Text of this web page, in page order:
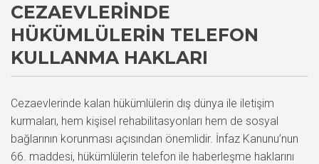
CEZAEVLERINDE
HÜKÜMLÜLERIN TELEFON
KULLANMA HAKLARI
Cezaevlerinde kalan hükümlülerin dış dünya ile iletişim
kurmaları, hem kişisel rehabilitasyonları hem de sosyal
bağlarının korunması açısından önemlidir. İnfaz Kanunu’nun
66. maddesi, hükümlülerin telefon ile haberleşme haklarını